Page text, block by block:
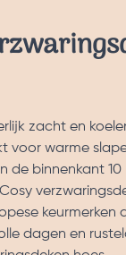
zacht en
voor warme
de binnenkant
dagen en